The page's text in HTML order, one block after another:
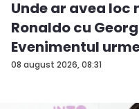
08 august 2026, 08:31
Unde ar avea
Ronaldo cu
Evenimentul